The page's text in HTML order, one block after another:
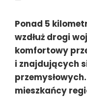
Ponad 5
wzdłuż drogi
komfortowy
i znajdujących
mieszkańcy